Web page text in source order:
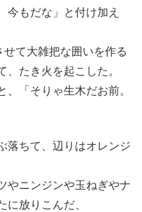
今もだな」と付け加え
て大雑把な囲いを作る
、たき火を起こした。
「そりゃ生木だお前。
落ちて、辺りはオレンジ
やニンジンや玉ねぎやナ
に放りこんだ、